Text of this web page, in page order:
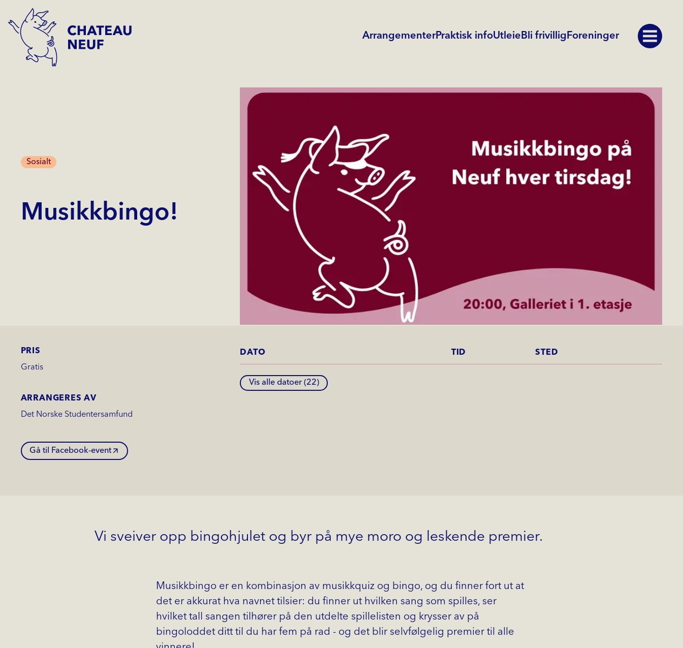
ArrangementerPraktisk infoUtleie Bli frivillig Foreninger
Sosialt
Musikkbingo!
PRIS
Gratis
ARRANGERES AV
Det Norske Studentersamfund
Gå til Facebook-event
DATO TID STED
Vis alle datoer (22)
Vi sveiver opp bingohjulet og byr på mye moro og leskende premier.
Musikkbingo er en kombinasjon av musikkquiz og bingo, og du finner fort ut at
det er akkurat hva navnet tilsier: du finner ut hvilken sang som spilles, ser
hvilket tall sangen tilhører på den utdelte spillelisten og krysser av på
bingoloddet ditt til du har fem på rad - og det blir selvfølgelig premier til alle